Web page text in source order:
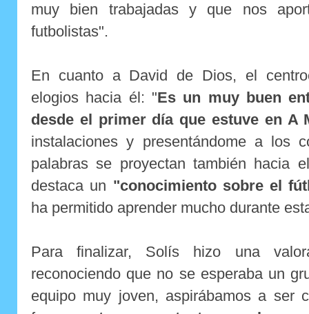
muy bien trabajadas y que nos
futbolistas".
En cuanto a David de Dios, el
elogios hacia él: "Es un muy buen
desde el primer día que estuve en A
instalaciones y presentándome a los
palabras se proyectan también hacia
destaca un "conocimiento sobre el
ha permitido aprender mucho durante
Para finalizar, Solís hizo una
reconociendo que no se esperaba un
equipo muy joven, aspirábamos a ser